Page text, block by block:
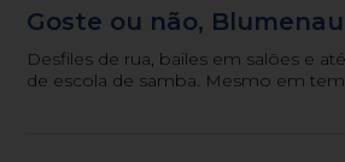
Goste ou não,
Desfiles de rua, bailes em salões e
de escola de samba. Mesmo em